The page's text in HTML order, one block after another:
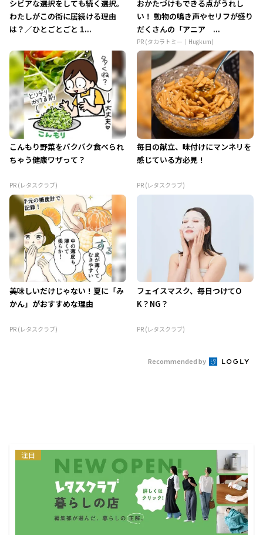
シビアな選択をしても続く選択。
わたしがこの街に居続ける理由
は？／ひとごとごと 1...
おかたづけもできる点がうれし
い！ 動物の鳴き声やセリフが盛り
だくさんの「アニア ...
PR (タカラトミー｜Hugkum)
こんもり野菜をパクパク食べられ
ちゃう健康ワザって？
PR (レタスクラブ)
毎日の献立、味付けにマンネリを
感じている方必見！
PR (レタスクラブ)
美味しいだけじゃない！夏に「み
かん」がおすすめな理由
PR (レタスクラブ)
フェイスマスク、毎日つけてO
K？NG？
PR (レタスクラブ)
Recommended by
注目